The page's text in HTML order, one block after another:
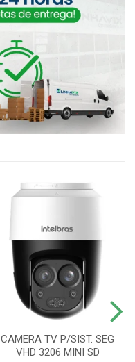
CAMERA TV P/SIST. SEG
VHD 3206 MINI SD